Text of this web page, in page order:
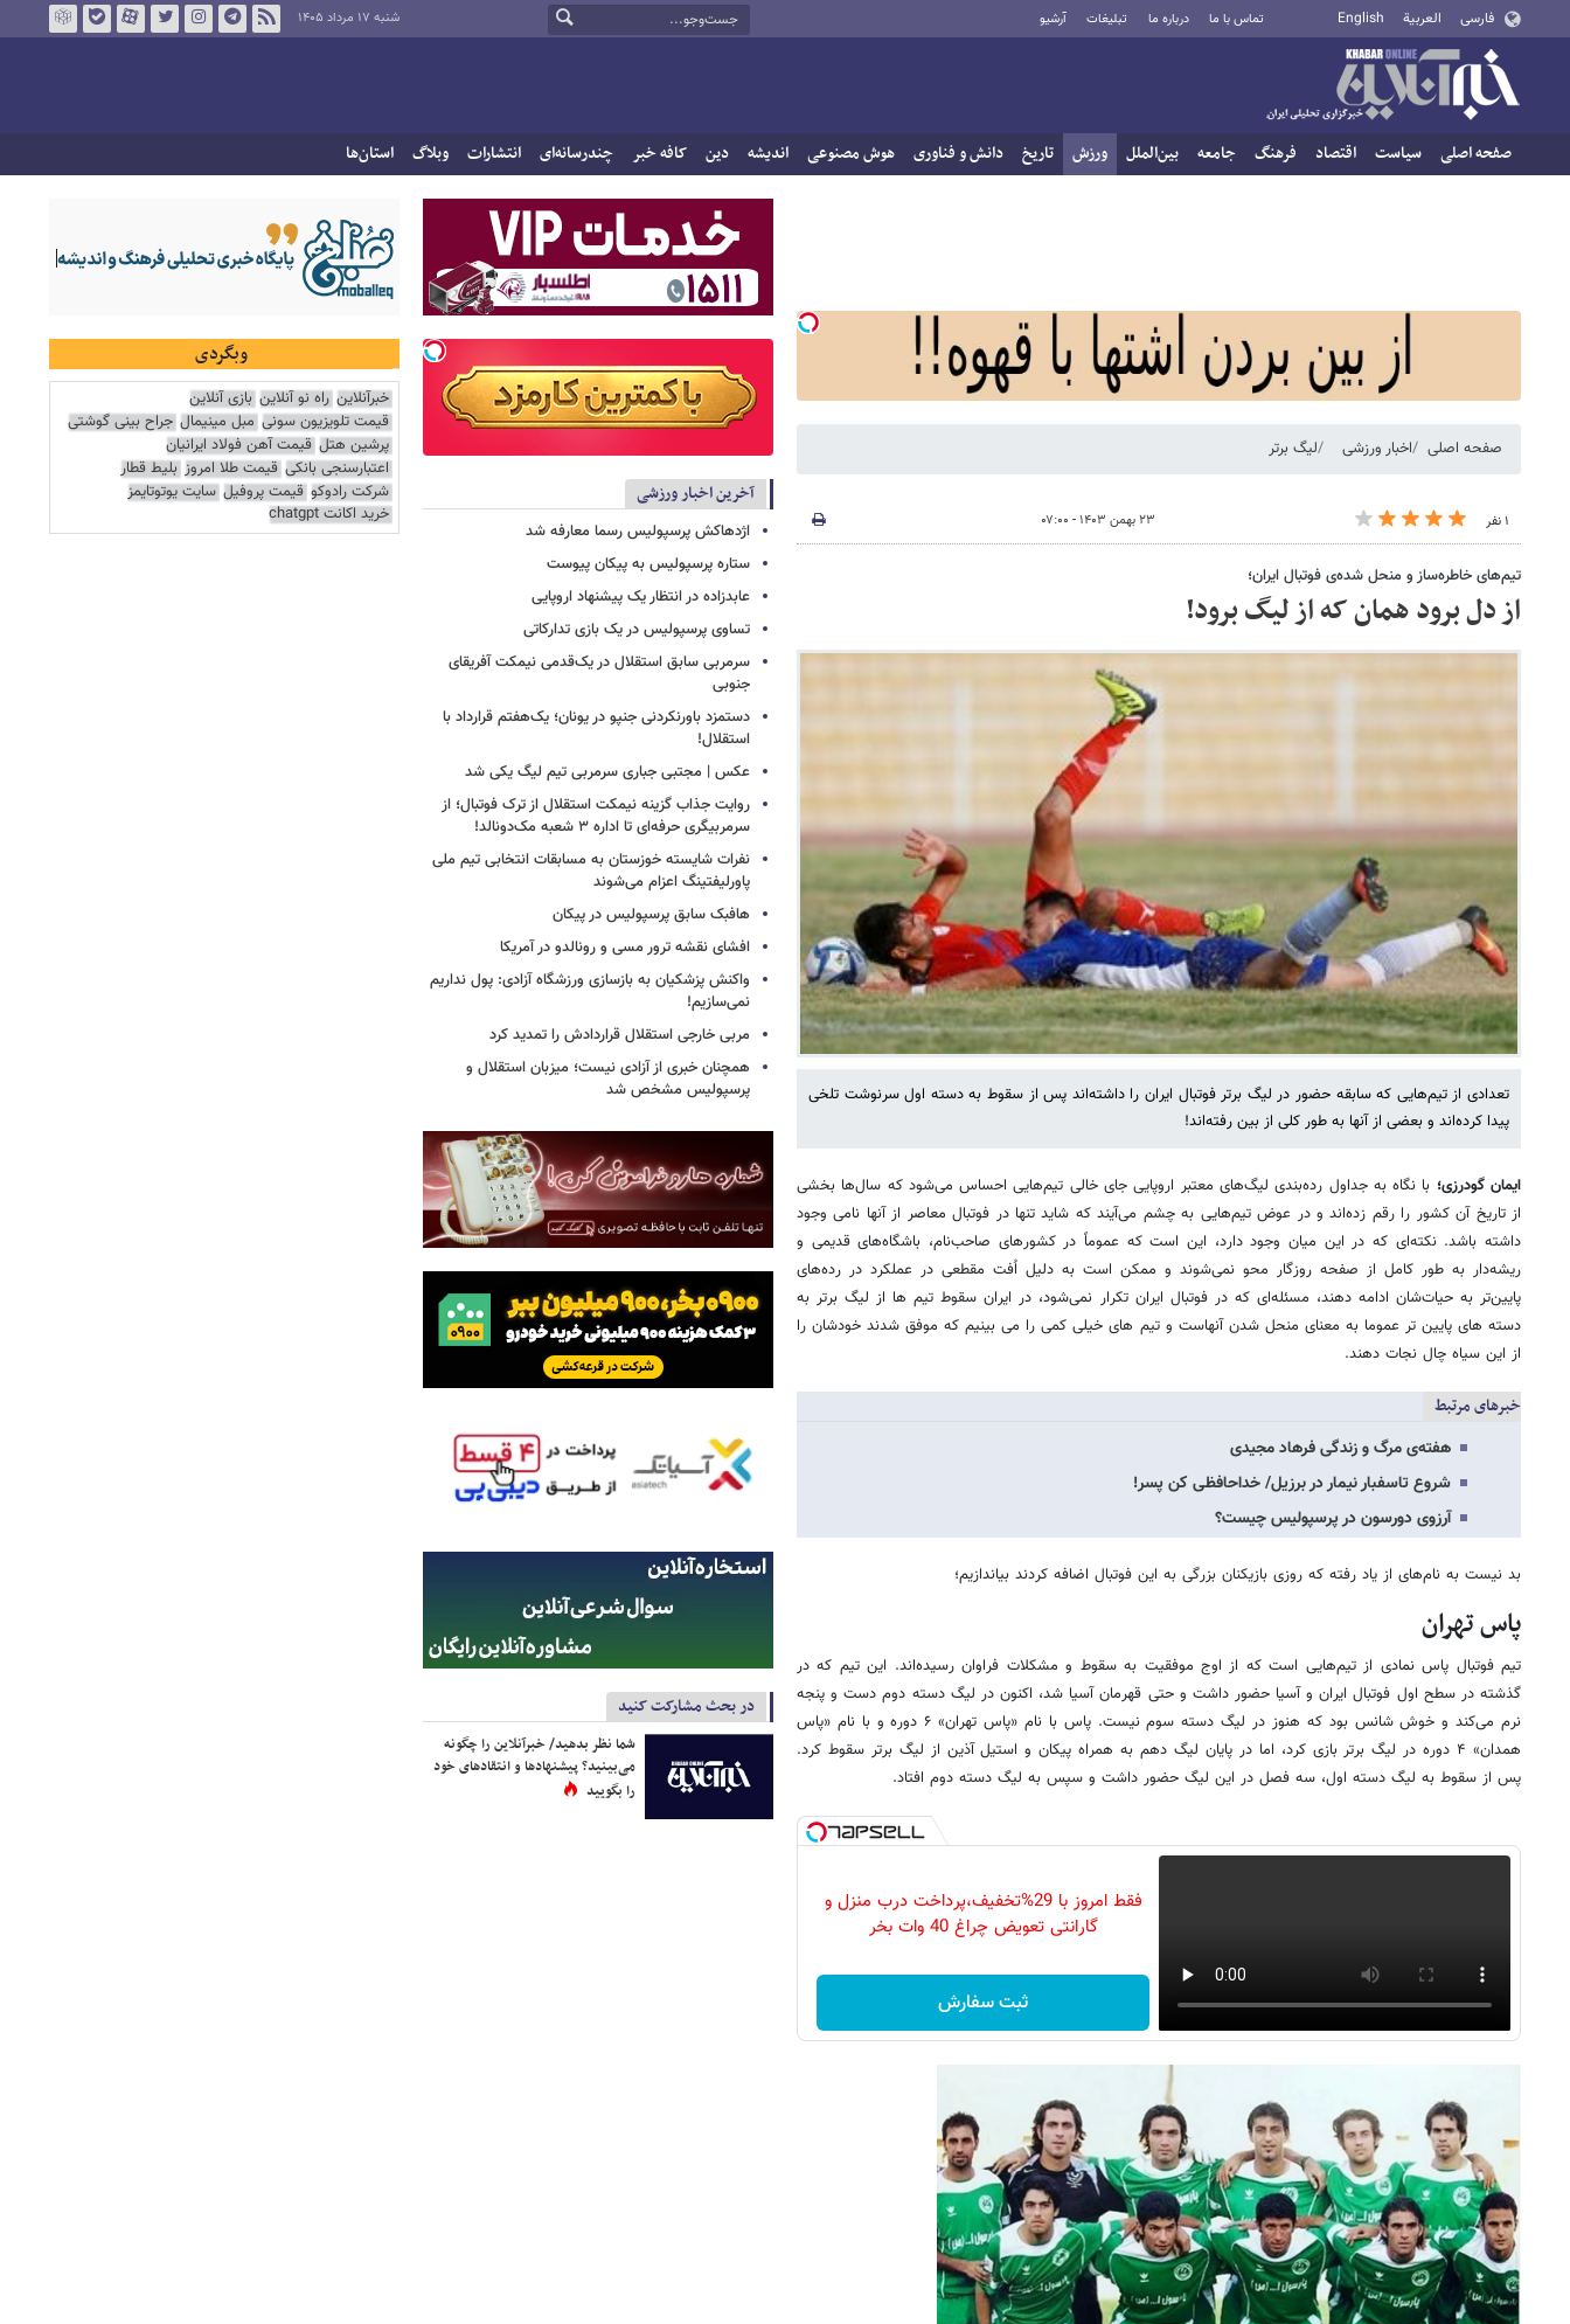
فارسی العربية English تماس با ما درباره ما تبلیغات آرشیو شنبه ۱۷ مرداد ۱۴۰۵
صفحه اصلی سیاست اقتصاد فرهنگ جامعه بین‌الملل ورزش تاریخ دانش و فناوری هوش مصنوعی اندیشه دین کافه خبر چندرسانه‌ای انتشارات وبلاگ استان‌ها
صفحه اصلی اخبار ورزشی لیگ برتر
۱ نفر ۲۳ بهمن ۱۴۰۳ - ۰۷:۰۰
تیم‌های خاطره‌ساز و منحل شده‌ی فوتبال ایران؛
از دل برود همان که از لیگ برود!
تعدادی از تیم‌هایی که سابقه حضور در لیگ برتر فوتبال ایران را داشته‌اند پس از سقوط به دسته اول سرنوشت تلخی
پیدا کرده‌اند و بعضی از آنها به طور کلی از بین رفته‌اند!
ایمان گودرزی؛ با نگاه به جداول رده‌بندی لیگ‌های معتبر اروپایی جای خالی تیم‌هایی احساس می‌شود که سال‌ها بخشی
از تاریخ آن کشور را رقم زده‌اند و در عوض تیم‌هایی به چشم می‌آیند که شاید تنها در فوتبال معاصر از آنها نامی وجود
داشته باشد. نکته‌ای که در این میان وجود دارد، این است که عموماً در کشورهای صاحب‌نام، باشگاه‌های قدیمی و
ریشه‌دار به طور کامل از صفحه روزگار محو نمی‌شوند و ممکن است به دلیل اُفت مقطعی در عملکرد در رده‌های
پایین‌تر به حیات‌شان ادامه‌ دهند، مسئله‌ای که در فوتبال ایران تکرار نمی‌شود، در ایران سقوط تیم ها از لیگ برتر به
دسته های پایین تر عموما به معنای منحل شدن آنهاست و تیم های خیلی کمی را می بینیم که موفق شدند خودشان را
از این سیاه چال نجات دهند.
خبرهای مرتبط
هفته‌ی مرگ و زندگی فرهاد مجیدی
شروع تاسفبار نیمار در برزیل/ خداحافظی کن پسر!
آرزوی دورسون در پرسپولیس چیست؟
بد نیست به نام‌های از یاد رفته که روزی بازیکنان بزرگی به این فوتبال اضافه کردند بیاندازیم؛
پاس تهران
تیم فوتبال پاس نمادی از تیم‌هایی است که از اوج موفقیت به سقوط و مشکلات فراوان رسیده‌اند. این تیم که در
گذشته در سطح اول فوتبال ایران و آسیا حضور داشت و حتی قهرمان آسیا شد، اکنون در لیگ دسته دوم دست و پنجه
نرم می‌کند و خوش شانس بود که هنوز در لیگ دسته سوم نیست. پاس با نام «پاس تهران» ۶ دوره و با نام «پاس
همدان» ۴ دوره در لیگ برتر بازی کرد، اما در پایان لیگ دهم به همراه پیکان و استیل آذین از لیگ برتر سقوط کرد.
پس از سقوط به لیگ دسته اول، سه فصل در این لیگ حضور داشت و سپس به لیگ دسته دوم افتاد.
فقط امروز با 29%تخفیف،پرداخت درب منزل و
گارانتی تعویض چراغ 40 وات بخر
ثبت سفارش
آخرین اخبار ورزشی
اژدهاکش پرسپولیس رسما معارفه شد
ستاره پرسپولیس به پیکان پیوست
عابدزاده در انتظار یک پیشنهاد اروپایی
تساوی پرسپولیس در یک بازی تدارکاتی
سرمربی سابق استقلال در یک‌قدمی نیمکت آفریقای
جنوبی
دستمزد باورنکردنی جنپو در یونان؛ یک‌هفتم قرارداد با
استقلال!
عکس | مجتبی جباری سرمربی تیم لیگ یکی شد
روایت جذاب گزینه نیمکت استقلال از ترک فوتبال؛ از
سرمربیگری حرفه‌ای تا اداره ۳ شعبه مک‌دونالد!
نفرات شایسته خوزستان به مسابقات انتخابی تیم ملی
پاورلیفتینگ اعزام می‌شوند
هافبک سابق پرسپولیس در پیکان
افشای نقشه ترور مسی و رونالدو در آمریکا
واکنش پزشکیان به بازسازی ورزشگاه آزادی: پول نداریم
نمی‌سازیم!
مربی خارجی استقلال قراردادش را تمدید کرد
همچنان خبری از آزادی نیست؛ میزبان استقلال و
پرسپولیس مشخص شد
در بحث مشارکت کنید
شما نظر بدهید/ خبرآنلاین را چگونه
می‌بینید؟ پیشنهادها و انتقادهای خود
را بگویید
وبگردی
خبرآنلاین راه نو آنلاین بازی آنلاین
قیمت تلویزیون سونی مبل مینیمال جراح بینی گوشتی
پرشین هتل قیمت آهن فولاد ایرانیان
اعتبارسنجی بانکی قیمت طلا امروز بلیط قطار
شرکت رادوکو قیمت پروفیل سایت یوتوتایمز
خرید اکانت chatgpt